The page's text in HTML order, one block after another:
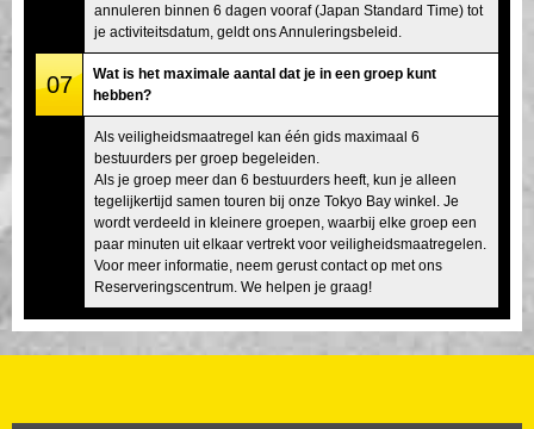
annuleren binnen 6 dagen vooraf (Japan Standard Time) tot
je activiteitsdatum, geldt ons Annuleringsbeleid.
07
Wat is het maximale aantal dat je in een groep kunt
hebben?
Als veiligheidsmaatregel kan één gids maximaal 6
bestuurders per groep begeleiden.
Als je groep meer dan 6 bestuurders heeft, kun je alleen
tegelijkertijd samen touren bij onze Tokyo Bay winkel. Je
wordt verdeeld in kleinere groepen, waarbij elke groep een
paar minuten uit elkaar vertrekt voor veiligheidsmaatregelen.
Voor meer informatie, neem gerust contact op met ons
Reserveringscentrum. We helpen je graag!